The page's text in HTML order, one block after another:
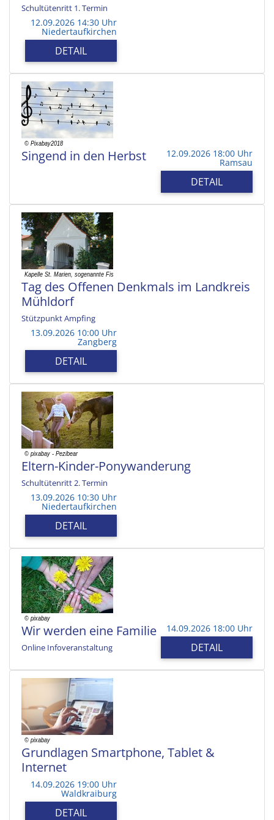
Schultütenritt 1. Termin
12.09.2026 14:30 Uhr
Niedertaufkirchen
DETAIL
Singend in den Herbst 12.09.2026 18:00 Uhr
Ramsau
DETAIL
Tag des Offenen Denkmals im Landkreis
Mühldorf
Stützpunkt Ampfing
13.09.2026 10:00 Uhr
Zangberg
DETAIL
Eltern-Kinder-Ponywanderung
Schultütenritt 2. Termin
13.09.2026 10:30 Uhr
Niedertaufkirchen
DETAIL
Wir werden eine Familie
Online Infoveranstaltung
14.09.2026 18:00 Uhr
DETAIL
Grundlagen Smartphone, Tablet &
Internet
14.09.2026 19:00 Uhr
Waldkraiburg
DETAIL